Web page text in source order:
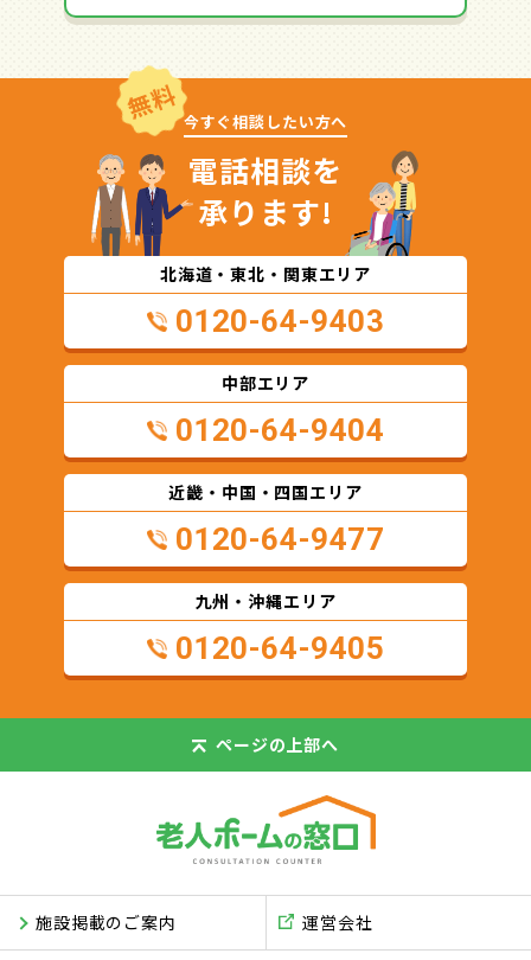
無料 今すぐ相談したい方へ
電話相談を
承ります!
北海道・東北・関東エリア
0120-64-9403
中部エリア
0120-64-9404
近畿・中国・四国エリア
0120-64-9477
九州・沖縄エリア
0120-64-9405
ページの 上部へ
施設掲載のご案内 運営会社